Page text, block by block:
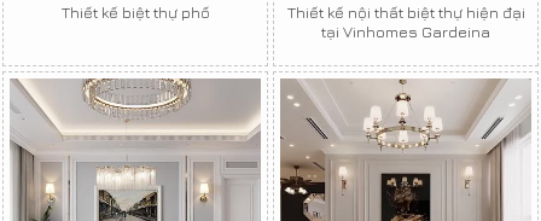
Thiết kế biệt thự phố
Thiết kế nội thất biệt thự hiện đại
tại Vinhomes Gardeina